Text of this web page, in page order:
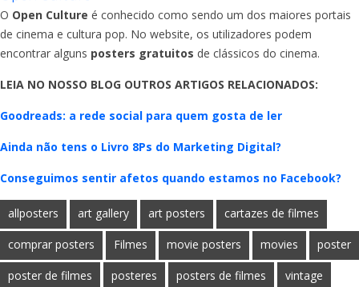
O Open Culture é conhecido como sendo um dos maiores portais
de cinema e cultura pop. No website, os utilizadores podem
encontrar alguns posters gratuitos de clássicos do cinema.
LEIA NO NOSSO BLOG OUTROS ARTIGOS RELACIONADOS:
Goodreads: a rede social para quem gosta de ler
Ainda não tens o Livro 8Ps do Marketing Digital?
Conseguimos sentir afetos quando estamos no Facebook?
allposters art gallery art posters cartazes de filmes
comprar posters Filmes movie posters movies poster
poster de filmes posteres posters de filmes vintage